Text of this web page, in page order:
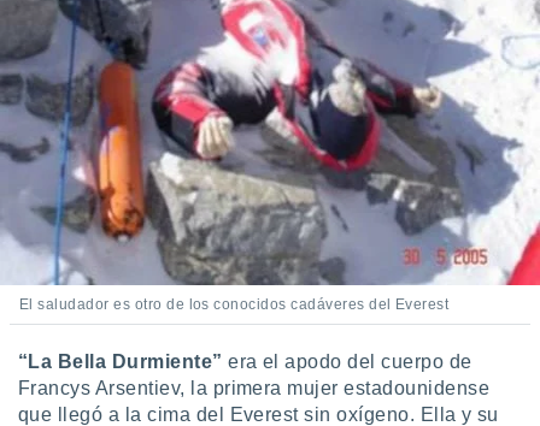
El saludador es otro de los conocidos cadáveres del Everest
“La Bella Durmiente” era el apodo del cuerpo de
Francys Arsentiev, la primera mujer estadounidense
que llegó a la cima del Everest sin oxígeno. Ella y su